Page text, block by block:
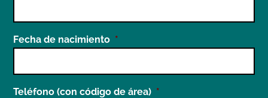
Fecha de nacimiento *
Teléfono (con código de área) *